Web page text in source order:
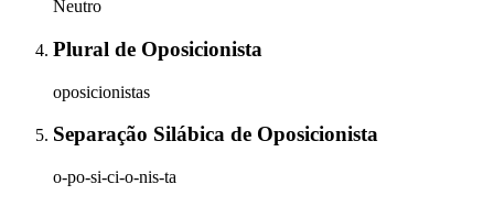
Neutro
Plural de Oposicionista
oposicionistas
Separação Silábica de Oposicionista
o-po-si-ci-o-nis-ta